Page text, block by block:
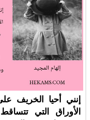
إنني أحيا الخريف
الأوراق التي